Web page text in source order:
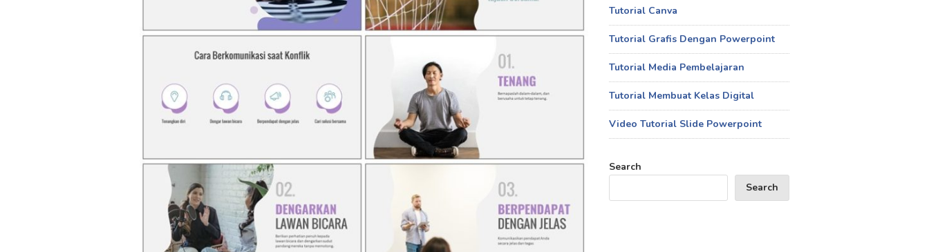
Tutorial Canva
Tutorial Grafis Dengan Powerpoint
Tutorial Media Pembelajaran
Tutorial Membuat Kelas Digital
Video Tutorial Slide Powerpoint
Search
Search